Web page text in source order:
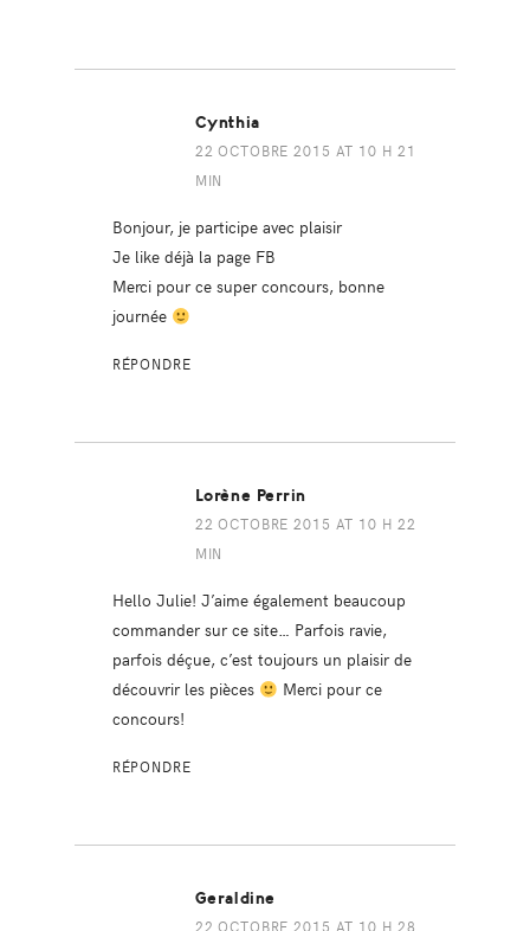
Cynthia
22 OCTOBRE 2015 AT 10 H 21
MIN
Bonjour, je participe avec plaisir
Je like déjà la page FB
Merci pour ce super concours, bonne
journée
RÉPONDRE
Lorène Perrin
22 OCTOBRE 2015 AT 10 H 22
MIN
Hello Julie! J’aime également beaucoup
commander sur ce site… Parfois ravie,
parfois déçue, c’est toujours un plaisir de
découvrir les pièces
Merci pour ce
concours!
RÉPONDRE
Geraldine
22 OCTOBRE 2015 AT 10 H 28